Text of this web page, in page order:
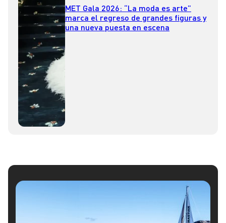
MET Gala 2026: “La moda es arte”
marca el regreso de grandes figuras y
una nueva puesta en escena